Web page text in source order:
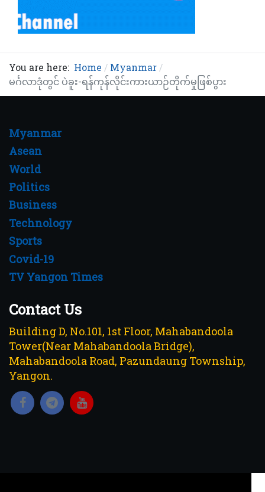
You are here: Home
Myanmar
မင်္ဂလာဒုံတွင် ပဲခူး-ရန်ကုန်လိုင်းကားယာဉ်တိုက်မှုဖြစ်ပွား
Myanmar
Asean
World
Politics
Business
Technology
Sports
Covid-19
TV Yangon Times
Contact Us
Building D, No.101, 1st Floor, Mahabandoola
Tower(Near Mahabandoola Bridge),
Mahabandoola Road, Pazundaung Township,
Yangon.